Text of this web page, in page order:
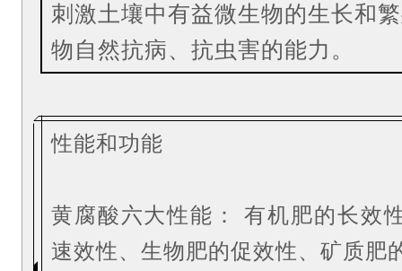
刺激土壤中有益微生物的生长和
物自然抗病、抗虫害的能力。
性能和功能
黄腐酸六大性能：有机肥的长效
速效性、生物肥的促效性、矿质肥